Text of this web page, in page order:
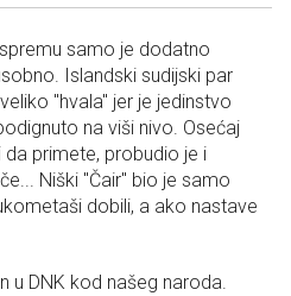
samo je dodatno
Islandski sudijski par
"hvala" jer je jedinstvo
na viši nivo. Osećaj
primete, probudio je i
Niški "Čair" bio je samo
dobili, a ako nastave
u DNK kod našeg naroda.